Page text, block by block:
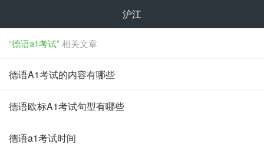
沪江
“德语a1考试”相关文章
德语A1考试的内容有哪些
德语欧标A1考试句型有哪些
德语a1考试时间